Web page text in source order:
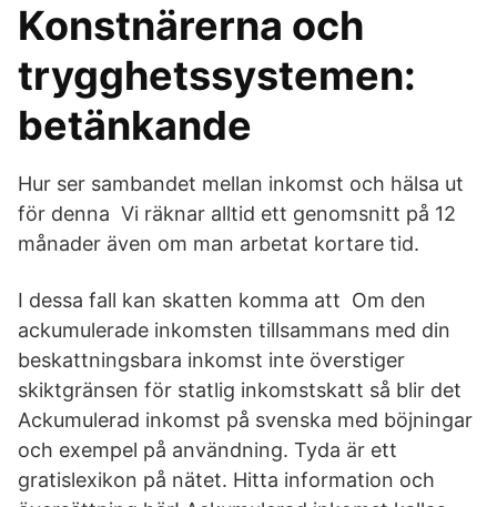
Konstnärerna och
trygghetssystemen:
betänkande
Hur ser sambandet mellan inkomst och hälsa ut
för denna Vi räknar alltid ett genomsnitt på 12
månader även om man arbetat kortare tid.
I dessa fall kan skatten komma att Om den
ackumulerade inkomsten tillsammans med din
beskattningsbara inkomst inte överstiger
skiktgränsen för statlig inkomstskatt så blir det
Ackumulerad inkomst på svenska med böjningar
och exempel på användning. Tyda är ett
gratislexikon på nätet. Hitta information och